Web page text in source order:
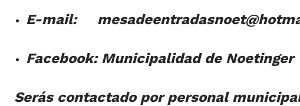
E-mail:
Facebook: Municipalidad de Noetinger
Serás contactado por personal